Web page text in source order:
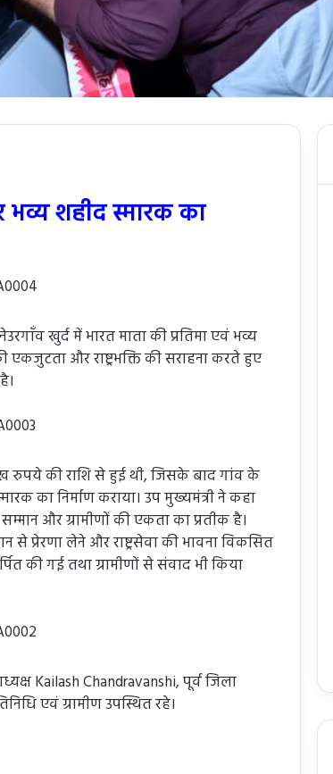
भव्य शहीद स्मारक का
खुर्द में भारत माता की प्रतिमा एवं भव्य
एकजुटता और राष्ट्रभक्ति की सराहना करते हुए
रुपये की राशि से हुई थी, जिसके बाद गांव के
का निर्माण कराया। उप मुख्यमंत्री ने कहा
और ग्रामीणों की एकता का प्रतीक है।
से प्रेरणा लेने और राष्ट्रसेवा की भावना विकसित
की गई तथा ग्रामीणों से संवाद भी किया
Kailash Chandravanshi, पूर्व जिला
एवं ग्रामीण उपस्थित रहे।